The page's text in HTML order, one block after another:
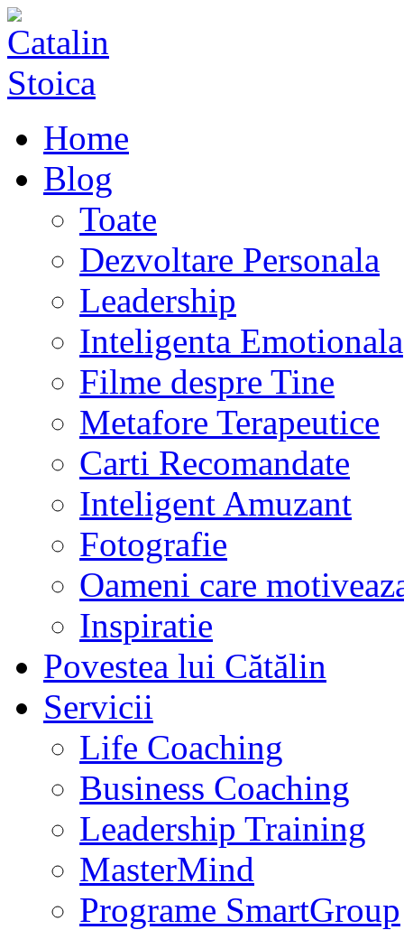
Home
Blog
Toate
Dezvoltare Personala
Leadership
Inteligenta Emotionala
Filme despre Tine
Metafore Terapeutice
Carti Recomandate
Inteligent Amuzant
Fotografie
Oameni care
Inspiratie
Povestea lui Cătălin
Servicii
Life Coaching
Business Coaching
Leadership Training
MasterMind
Programe SmartGroup